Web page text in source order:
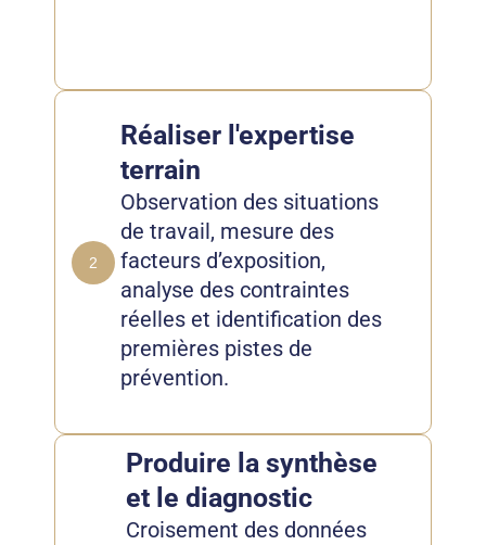
2
Réaliser l'expertise
terrain
Observation des situations
de travail, mesure des
facteurs d’exposition,
analyse des contraintes
réelles et identification des
premières pistes de
prévention.
Produire la synthèse
et le diagnostic
Croisement des données